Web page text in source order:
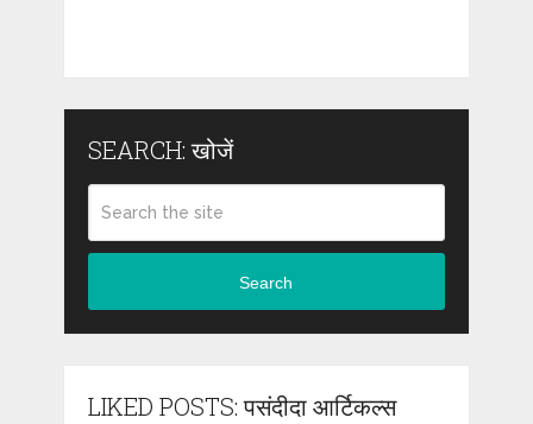
SEARCH: खोजें
Search
LIKED POSTS: पसंदीदा आर्टिकल्स